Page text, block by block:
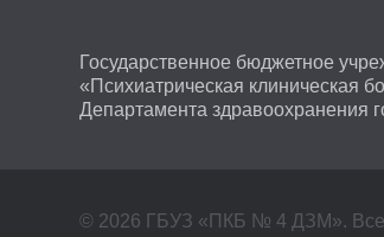
Государственное бюджетное
«Психиатрическая клиническая
Департамента здравоохранения
© 2026 ГБУЗ «ПКБ № 4 ДЗМ».